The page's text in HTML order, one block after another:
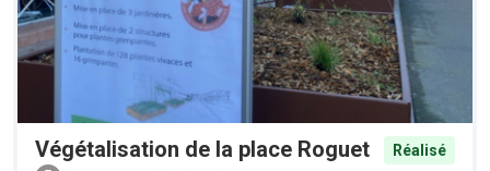
Végétalisation de la place Roguet
Réalisé